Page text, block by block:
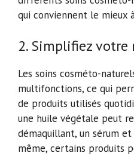
qui conviennent le mieux
2. Simplifiez
Les soins cosméto-
multifonctions, ce qui
de produits utilisés
une huile végétale peut
démaquillant, un sérum
même, certains produits